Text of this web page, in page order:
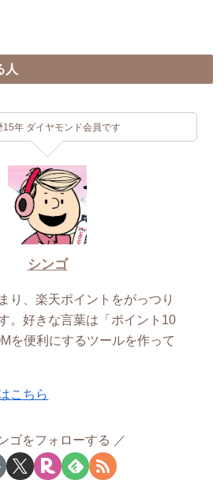
人
15年 ダイヤモンド会員です
シンゴ
り、楽天ポイントをがっつり
。好きな言葉は「ポイント10
を便利にするツールを作って
こちら
ゴをフォローする